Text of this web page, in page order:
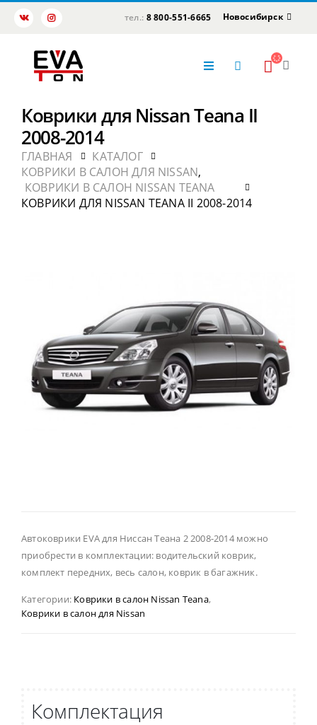
тел.: 8 800-551-6665 Новосибирск
Коврики для Nissan Teana II
2008-2014
ГЛАВНАЯ
КАТАЛОГ
КОВРИКИ В САЛОН ДЛЯ NISSAN,
КОВРИКИ В САЛОН NISSAN TEANA
КОВРИКИ ДЛЯ NISSAN TEANA II 2008-2014
Автоковрики EVA для Ниссан Теана 2 2008-2014 можно
приобрести в комплектации: водительский коврик,
комплект передних, весь салон, коврик в багажник.
Категории: Коврики в салон Nissan Teana,
Коврики в салон для Nissan
Комплектация